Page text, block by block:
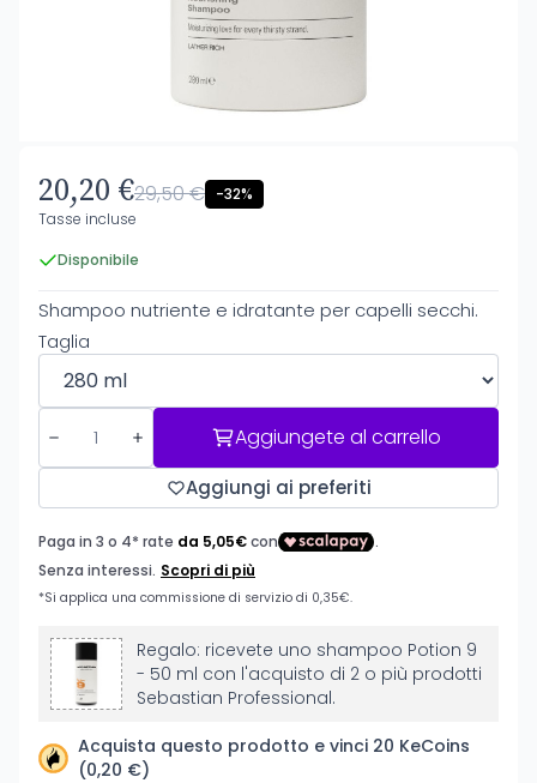
20,20 €29,50 € -32%
Tasse incluse
Disponibile
Shampoo nutriente e idratante per capelli secchi.
Taglia
Aggiungete al carrello
Aggiungi ai preferiti
Regalo: ricevete uno shampoo Potion 9
- 50 ml con l'acquisto di 2 o più prodotti
Sebastian Professional.
Acquista questo prodotto e vinci 20 KeCoins
(0,20 €)